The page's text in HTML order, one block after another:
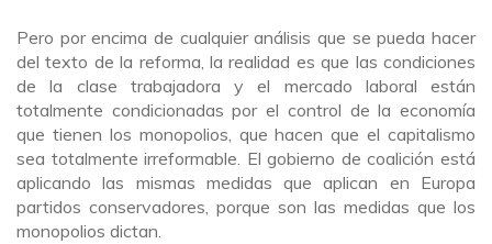
Pero por encima de cualquier análisis que se pueda hacer
del texto de la reforma, la realidad es que las condiciones
de la clase trabajadora y el mercado laboral están
totalmente condicionadas por el control de la economía
que tienen los monopolios, que hacen que el capitalismo
sea totalmente irreformable. El gobierno de coalición está
aplicando las mismas medidas que aplican en Europa
partidos conservadores, porque son las medidas que los
monopolios dictan.